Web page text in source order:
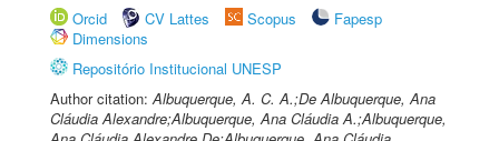
Orcid
CV Lattes Scopus
Fapesp
Dimensions
Repositório Institucional UNESP
Author citation:Albuquerque, A. C. A.;De Albuquerque, Ana
Cláudia Alexandre;Albuquerque, Ana Cláudia A.;Albuquerque,